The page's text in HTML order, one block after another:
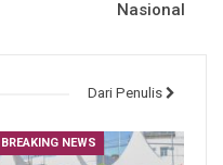
Nasional
Dari Penulis
BREAKING NEWS